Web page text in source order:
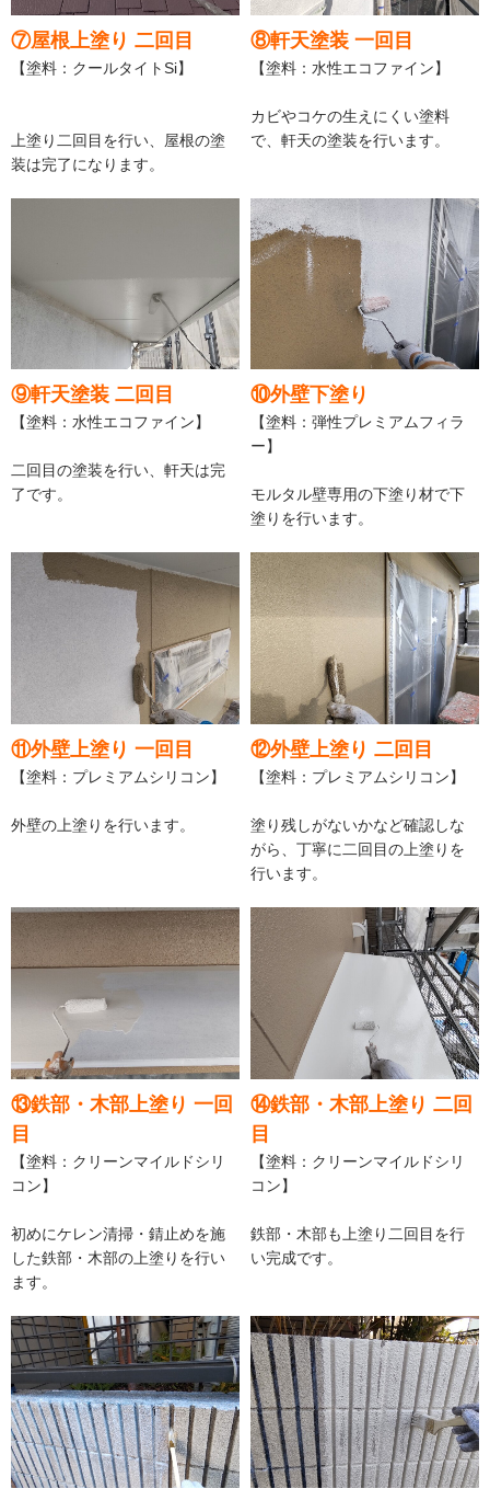
⑦屋根上塗り 二回目
【塗料：クールタイトSi】
上塗り二回目を行い、屋根の塗
装は完了になります。
⑧軒天塗装 一回目
【塗料：水性エコファイン】
カビやコケの生えにくい塗料
で、軒天の塗装を行います。
⑨軒天塗装 二回目
【塗料：水性エコファイン】
二回目の塗装を行い、軒天は完
了です。
⑩外壁下塗り
【塗料：弾性プレミアムフィラ
ー】
モルタル壁専用の下塗り材で下
塗りを行います。
⑪外壁上塗り 一回目
【塗料：プレミアムシリコン】
外壁の上塗りを行います。
⑫外壁上塗り 二回目
【塗料：プレミアムシリコン】
塗り残しがないかなど確認しな
がら、丁寧に二回目の上塗りを
行います。
⑬鉄部・木部上塗り 一回
目
【塗料：クリーンマイルドシリ
コン】
初めにケレン清掃・錆止めを施
した鉄部・木部の上塗りを行い
ます。
⑭鉄部・木部上塗り 二回
目
【塗料：クリーンマイルドシリ
コン】
鉄部・木部も上塗り二回目を行
い完成です。